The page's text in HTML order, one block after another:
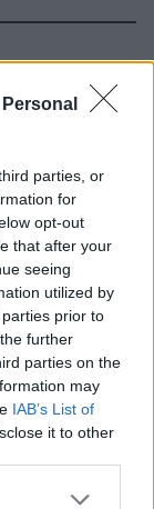
parties, or
for
opt-out
that after your
seeing
utilized by
prior to
further
parties on the
may
IAB’s List of
it to other
more Google
per le